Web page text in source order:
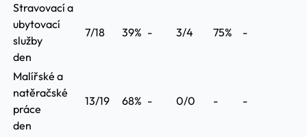
Stravovací a
ubytovací
služby
den
7/18 39% - 3/4 75% -
Malířské a
natěračské
práce
den
13/19 68% - 0/0 - -